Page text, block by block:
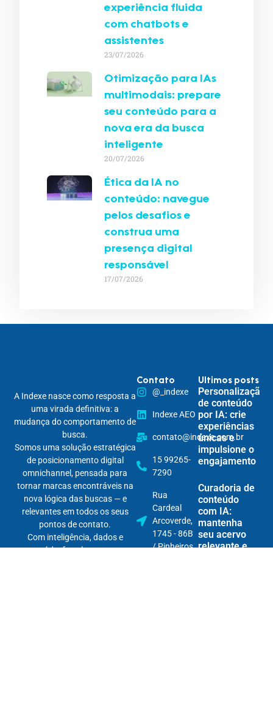
experiência fluida
com chatbots e
assistentes
23/07/2026
Otimização para IAs
multimodais: prepare
seu conteúdo para a
nova era da busca
inteligente
20/07/2026
Ética da IA no
conteúdo: navegue
pelos desafios e
construa uma
presença digital
responsável
17/07/2026
A Indexe nasce como resposta a
uma virada definitiva: a
mudança do comportamento de
busca.
Somos uma solução estratégica
de posicionamento digital
omnichannel, pensada para
tornar marcas encontráveis na
nova lógica das buscas — e
relevantes em todos os seus
pontos de contato.
Com inteligência, dados e
conteúdo, fortalecemos sua
Contato
@_indexe
Indexe AEO
contato@indexe.com.br
15 99265-
7290
Rua
Cardeal
Arcoverde,
1745 - 86B
/ Pinheiros
Ultimos posts
Personalização
de conteúdo
por IA: crie
experiências
únicas e
impulsione o
engajamento
Curadoria de
conteúdo
com IA:
mantenha
seu acervo
relevante e